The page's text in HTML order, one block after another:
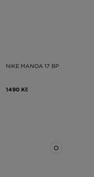
NIKE MANOA 17 BP
1490 Kč